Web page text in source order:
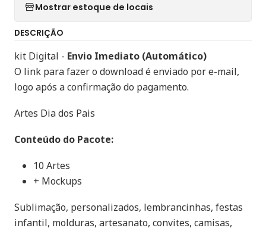
Mostrar estoque de locais
DESCRIÇÃO
kit Digital - Envio Imediato (Automático)
O link para fazer o download é enviado por e-mail,
logo após a confirmação do pagamento.
Artes Dia dos Pais
Conteúdo do Pacote:
10 Artes
+ Mockups
Sublimação, personalizados, lembrancinhas, festas
infantil, molduras, artesanato, convites, camisas,